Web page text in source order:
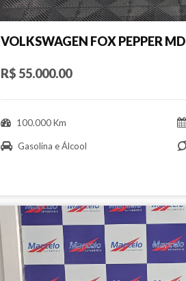
VOLKSWAGEN FOX PEPPER MD
R$ 55.000.00
100.000 Km
Gasolina e Álcool